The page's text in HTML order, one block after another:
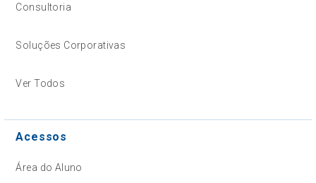
Consultoria
Soluções Corporativas
Ver Todos
Acessos
Área do Aluno